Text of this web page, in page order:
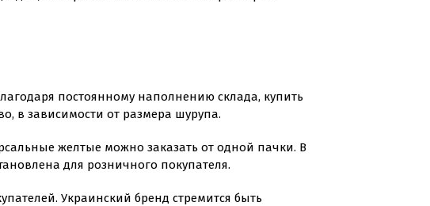
постоянному наполнению склада, купить
в зависимости от размера шурупа.
желтые можно заказать от одной пачки. В
для розничного покупателя.
Украинский бренд стремится быть